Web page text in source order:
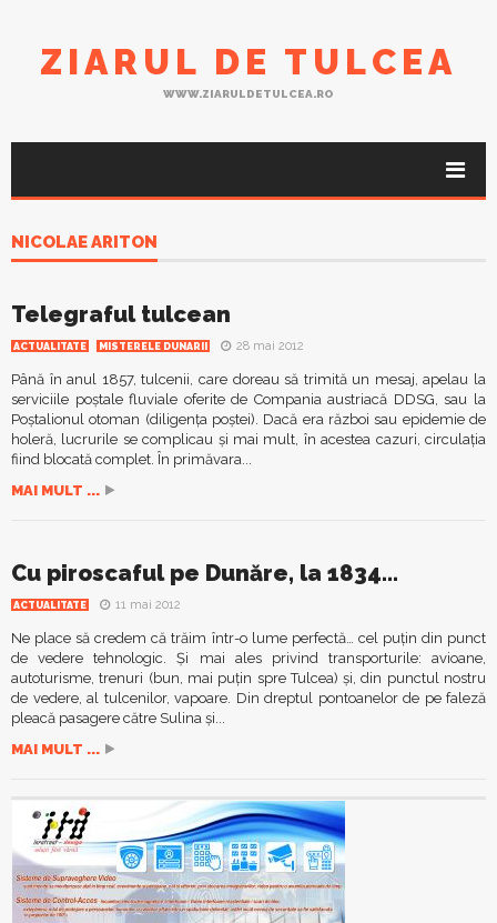
ZIARUL DE TULCEA
WWW.ZIARULDETULCEA.RO
NICOLAE ARITON
Telegraful tulcean
ACTUALITATE MISTERELE DUNARII 28 mai 2012
Până în anul 1857, tulcenii, care doreau să trimită un mesaj, apelau la
serviciile poștale fluviale oferite de Compania austriacă DDSG, sau la
Poștalionul otoman (diligența poștei). Dacă era război sau epidemie de
holeră, lucrurile se complicau și mai mult, în acestea cazuri, circulația
fiind blocată complet. În primăvara...
MAI MULT ...
Cu piroscaful pe Dunăre, la 1834…
ACTUALITATE 11 mai 2012
Ne place să credem că trăim într-o lume perfectă… cel puțin din punct
de vedere tehnologic. Și mai ales privind transporturile: avioane,
autoturisme, trenuri (bun, mai puțin spre Tulcea) și, din punctul nostru
de vedere, al tulcenilor, vapoare. Din dreptul pontoanelor de pe faleză
pleacă pasagere către Sulina și...
MAI MULT ...